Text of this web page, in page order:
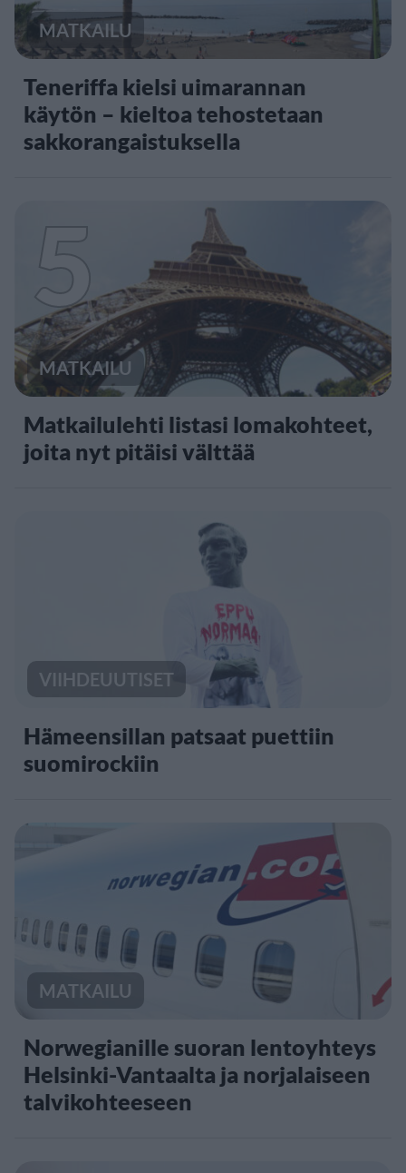
MATKAILU
Teneriffa kielsi uimarannan
käytön – kieltoa tehostetaan
sakkorangaistuksella
5
MATKAILU
Matkailulehti listasi lomakohteet,
joita nyt pitäisi välttää
VIIHDEUUTISET
Hämeensillan patsaat puettiin
suomirockiin
MATKAILU
Norwegianille suoran lentoyhteys
Helsinki-Vantaalta ja norjalaiseen
talvikohteeseen